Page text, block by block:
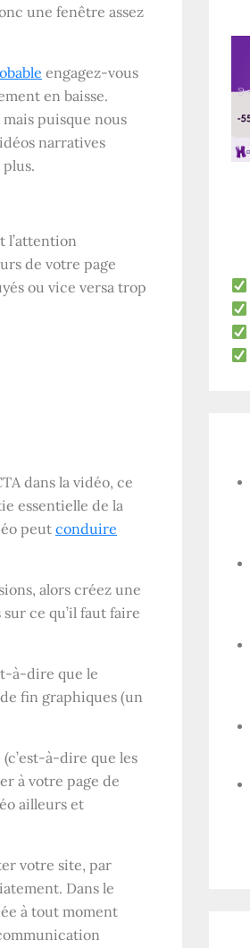
une fenêtre assez
engagez-vous
en baisse.
puisque nous
narratives
l’attention
de votre page
ou vice versa trop
dans la vidéo, ce
essentielle de la
peut conduire
alors créez une
ce qu’il faut faire
à-dire que le
fin graphiques (un
à-dire que les
à votre page de
ailleurs et
votre site, par
Dans le
à tout moment